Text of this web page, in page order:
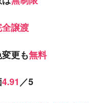
譲渡
更も無料
4.91／5